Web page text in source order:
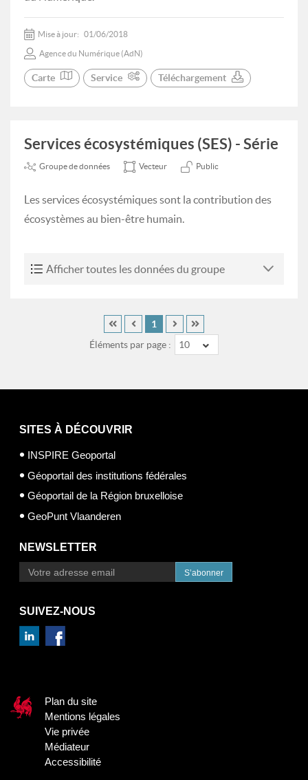
Mise à jour: 01/06/2018
Agence du Numérique (AdN)
Carte Service Téléchargement
Services écosystémiques (SES) - Série
Groupe de données Vecteur Public
Les services écosystémiques sont la contribution des
écosystèmes au bien-être humain.
Afficher toutes les données du groupe
Éléments par page : 10
1
SITES À DÉCOUVRIR
INSPIRE Geoportal
Géoportail des institutions fédérales
Géoportail de la Région bruxelloise
GeoPunt Vlaanderen
NEWSLETTER
S’abonner
SUIVEZ-NOUS
Plan du site
Mentions légales
Vie privée
Médiateur
Accessibilité